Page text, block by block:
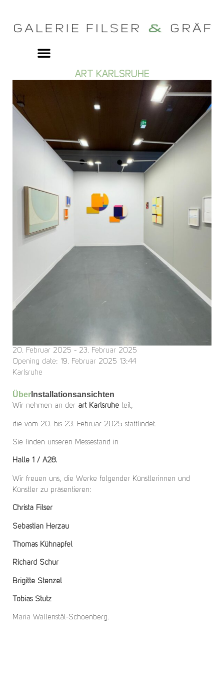
ART KARLSRUHE
20. Februar 2025 - 23. Februar 2025
Opening date: 19. Februar 2025 13:44
Karlsruhe
Über Installationsansichten
Wir nehmen an der art Karlsruhe teil,
die vom 20. bis 23. Februar 2025 stattfindet.
Sie finden unseren Messestand in
Halle 1 / A28.
Wir freuen uns, die Werke folgender Künstlerinnen und
Künstler zu präsentieren:
Christa Filser
Sebastian Herzau
Thomas Kühnapfel
Richard Schur
Brigitte Stenzel
Tobias Stutz
Maria Wallenstål-Schoenberg.